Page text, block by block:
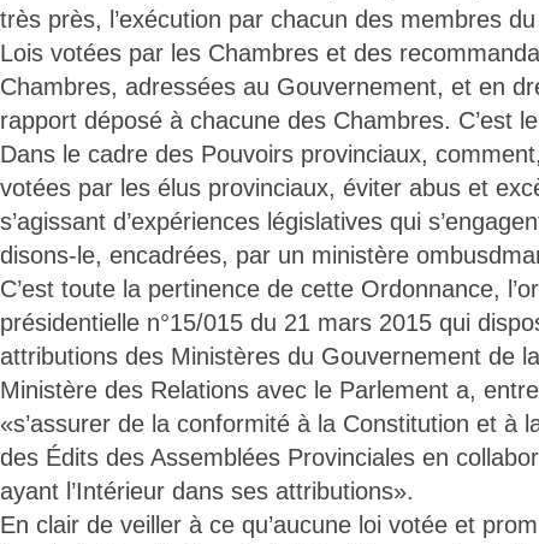
très près, l’exécution par chacun des membres
Lois votées par les Chambres et des
Chambres, adressées au Gouvernement, et en
rapport déposé à chacune des Chambres. C’est
Dans le cadre des Pouvoirs provinciaux,
votées par les élus provinciaux, éviter abus et
s’agissant d’expériences législatives qui
disons-le, encadrées, par un ministère
C’est toute la pertinence de cette Ordonnance,
présidentielle n°15/015 du 21 mars 2015 qui
attributions des Ministères du Gouvernement de
Ministère des Relations avec le Parlement a,
«s’assurer de la conformité à la Constitution et à
des Édits des Assemblées Provinciales en
ayant l’Intérieur dans ses attributions».
En clair de veiller à ce qu’aucune loi votée et